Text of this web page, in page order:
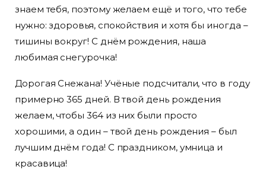
знаем тебя, поэтому желаем ещё и того, что тебе
нужно: здоровья, спокойствия и хотя бы иногда –
тишины вокруг! С днём рождения, наша
любимая снегурочка!
Дорогая Снежана! Учёные подсчитали, что в году
примерно 365 дней. В твой день рождения
желаем, чтобы 364 из них были просто
хорошими, а один – твой день рождения – был
лучшим днём года! С праздником, умница и
красавица!